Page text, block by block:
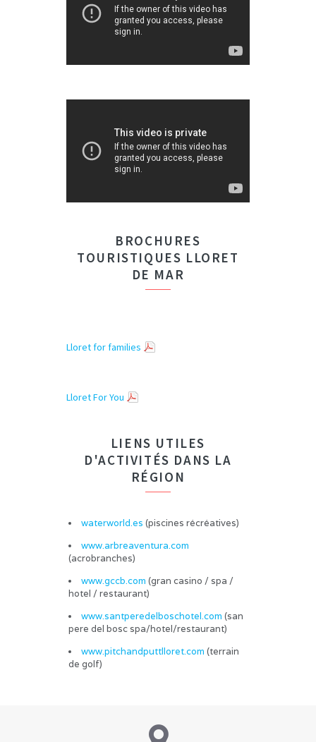
BROCHURES
TOURISTIQUES LLORET
DE MAR
Lloret for families
Lloret For You
LIENS UTILES
D'ACTIVITÉS DANS LA
RÉGION
waterworld.es (piscines récréatives)
www.arbreaventura.com
(acrobranches)
www.gccb.com (gran casino / spa /
hotel / restaurant)
www.santperedelboschotel.com (san
pere del bosc spa/hotel/restaurant)
www.pitchandputtlloret.com (terrain
de golf)